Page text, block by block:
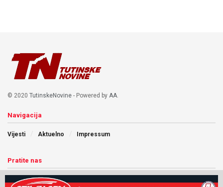
© 2020 TutinskeNovine - Powered by AA.
Navigacija
Vijesti Aktuelno Impressum
Pratite nas